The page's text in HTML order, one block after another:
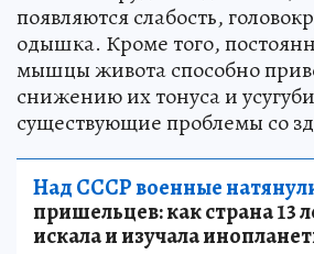
появляются слабость,
одышка. Кроме того,
мышцы живота способно
снижению их тонуса и
существующие проблемы со
Над СССР военные
пришельцев: как страна 13
искала и изучала